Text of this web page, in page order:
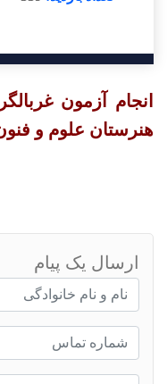
انجام آزمون
هنرستان علوم و
ارسال یک پیام